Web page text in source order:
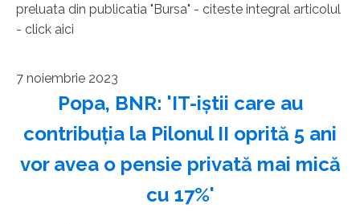
preluata din publicatia "Bursa" - citeste integral articolul
- click aici
7 noiembrie 2023
Popa, BNR: 'IT-iştii care au
contribuţia la Pilonul II oprită 5 ani
vor avea o pensie privată mai mică
cu 17%'